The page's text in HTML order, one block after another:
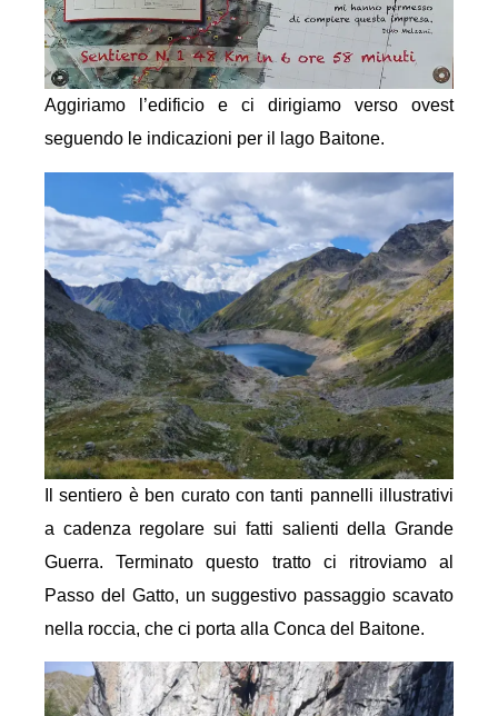
Aggiriamo l’edificio e ci dirigiamo verso ovest
seguendo le indicazioni per il lago Baitone.
Il sentiero è ben curato con tanti pannelli illustrativi
a cadenza regolare sui fatti salienti della Grande
Guerra. Terminato questo tratto ci ritroviamo al
Passo del Gatto, un suggestivo passaggio scavato
nella roccia, che ci porta alla Conca del Baitone.